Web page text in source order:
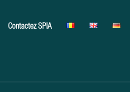
Contactez SPIA​